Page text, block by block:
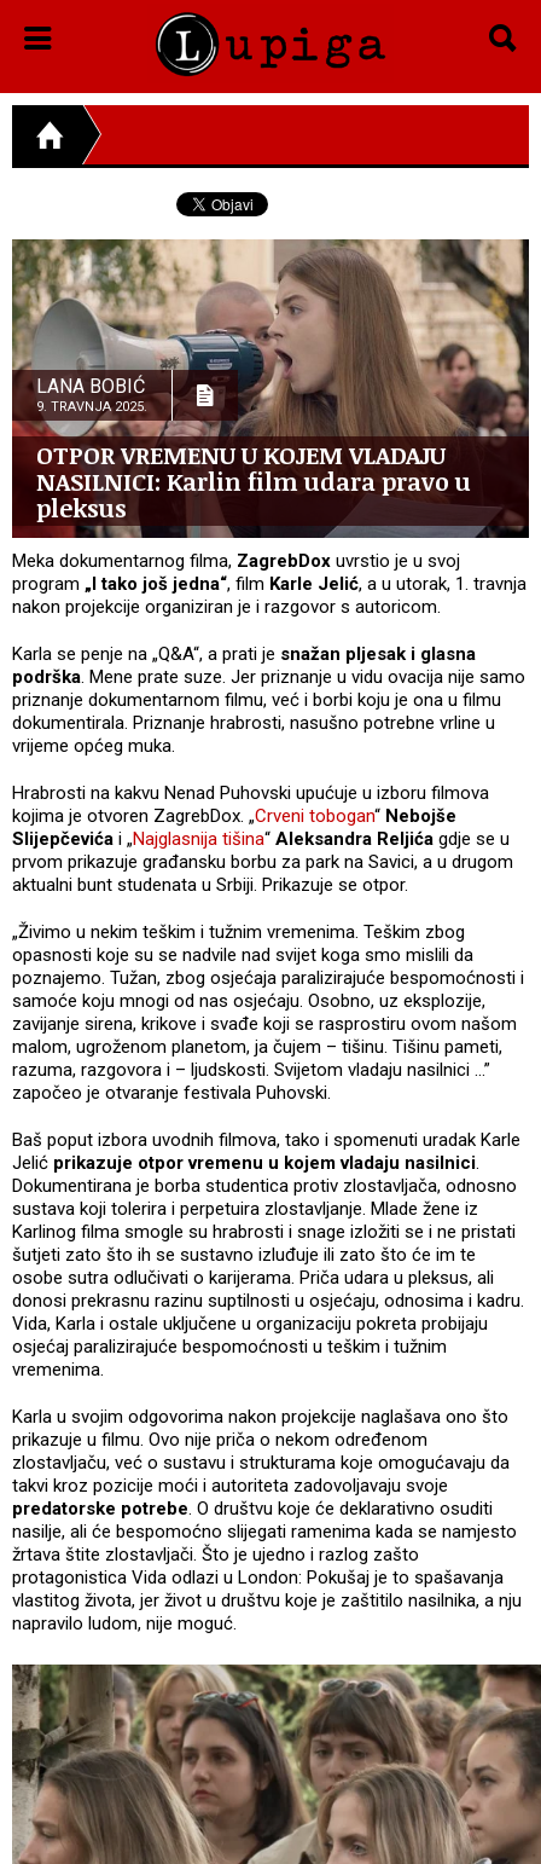
LANA BOBIĆ
9. TRAVNJA 2025.
OTPOR VREMENU U KOJEM VLADAJU
NASILNICI: Karlin film udara pravo u
pleksus
Meka dokumentarnog filma, ZagrebDox uvrstio je u svoj
program „I tako još jedna“, film Karle Jelić, a u utorak, 1. travnja
nakon projekcije organiziran je i razgovor s autoricom.
Karla se penje na „Q&A“, a prati je snažan pljesak i glasna
podrška. Mene prate suze. Jer priznanje u vidu ovacija nije samo
priznanje dokumentarnom filmu, već i borbi koju je ona u filmu
dokumentirala. Priznanje hrabrosti, nasušno potrebne vrline u
vrijeme općeg muka.
Hrabrosti na kakvu Nenad Puhovski upućuje u izboru filmova
kojima je otvoren ZagrebDox. „Crveni tobogan“ Nebojše
Slijepčevića i „Najglasnija tišina“ Aleksandra Reljića gdje se u
prvom prikazuje građansku borbu za park na Savici, a u drugom
aktualni bunt studenata u Srbiji. Prikazuje se otpor.
„Živimo u nekim teškim i tužnim vremenima. Teškim zbog
opasnosti koje su se nadvile nad svijet koga smo mislili da
poznajemo. Tužan, zbog osjećaja paralizirajuće bespomoćnosti i
samoće koju mnogi od nas osjećaju. Osobno, uz eksplozije,
zavijanje sirena, krikove i svađe koji se rasprostiru ovom našom
malom, ugroženom planetom, ja čujem – tišinu. Tišinu pameti,
razuma, razgovora i – ljudskosti. Svijetom vladaju nasilnici ...”
započeo je otvaranje festivala Puhovski.
Baš poput izbora uvodnih filmova, tako i spomenuti uradak Karle
Jelić prikazuje otpor vremenu u kojem vladaju nasilnici.
Dokumentirana je borba studentica protiv zlostavljača, odnosno
sustava koji tolerira i perpetuira zlostavljanje. Mlade žene iz
Karlinog filma smogle su hrabrosti i snage izložiti se i ne pristati
šutjeti zato što ih se sustavno izluđuje ili zato što će im te
osobe sutra odlučivati o karijerama. Priča udara u pleksus, ali
donosi prekrasnu razinu suptilnosti u osjećaju, odnosima i kadru.
Vida, Karla i ostale uključene u organizaciju pokreta probijaju
osjećaj paralizirajuće bespomoćnosti u teškim i tužnim
vremenima.
Karla u svojim odgovorima nakon projekcije naglašava ono što
prikazuje u filmu. Ovo nije priča o nekom određenom
zlostavljaču, već o sustavu i strukturama koje omogućavaju da
takvi kroz pozicije moći i autoriteta zadovoljavaju svoje
predatorske potrebe. O društvu koje će deklarativno osuditi
nasilje, ali će bespomoćno slijegati ramenima kada se namjesto
žrtava štite zlostavljači. Što je ujedno i razlog zašto
protagonistica Vida odlazi u London: Pokušaj je to spašavanja
vlastitog života, jer život u društvu koje je zaštitilo nasilnika, a nju
napravilo ludom, nije moguć.